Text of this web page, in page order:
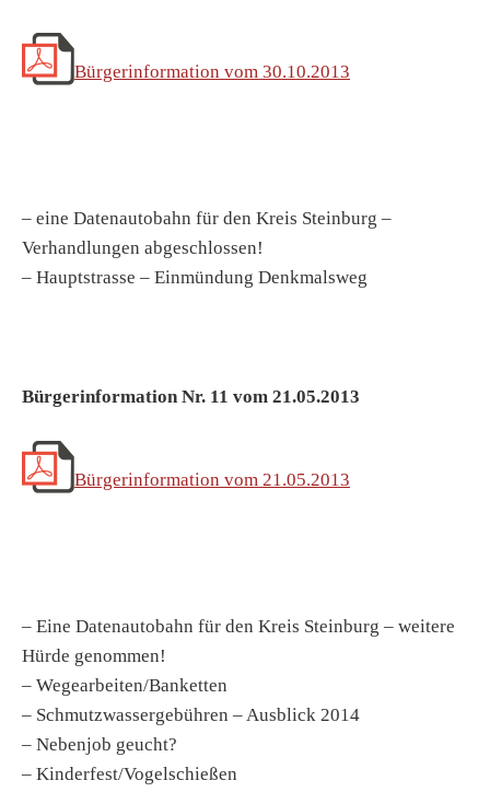
Bürgerinformation vom 30.10.2013
– eine Datenautobahn für den Kreis Steinburg –
Verhandlungen abgeschlossen!
– Hauptstrasse – Einmündung Denkmalsweg
Bürgerinformation Nr. 11 vom 21.05.2013
Bürgerinformation vom 21.05.2013
– Eine Datenautobahn für den Kreis Steinburg – weitere
Hürde genommen!
– Wegearbeiten/Banketten
– Schmutzwassergebühren – Ausblick 2014
– Nebenjob geucht?
– Kinderfest/Vogelschießen